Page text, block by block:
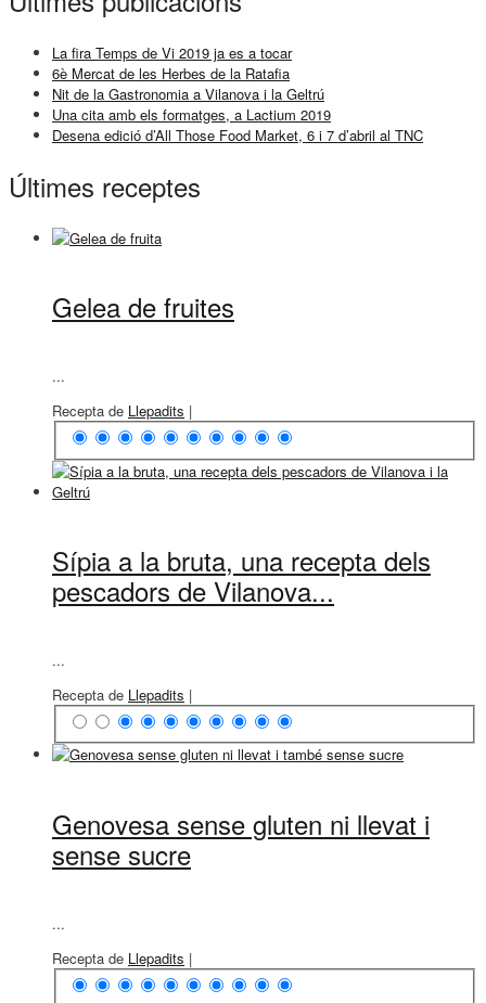
La fira Temps de Vi 2019 ja es a tocar
6è Mercat de les Herbes de la Ratafia
Nit de la Gastronomia a Vilanova i la Geltrú
Una cita amb els formatges, a Lactium 2019
Desena edició d’All Those Food Market, 6 i 7 d’abril al TNC
Últimes receptes
Gelea de fruites
...
Recepta de Llepadits |
Sípia a la bruta, una recepta dels
pescadors de Vilanova...
...
Recepta de Llepadits |
Genovesa sense gluten ni llevat i
sense sucre
...
Recepta de Llepadits |